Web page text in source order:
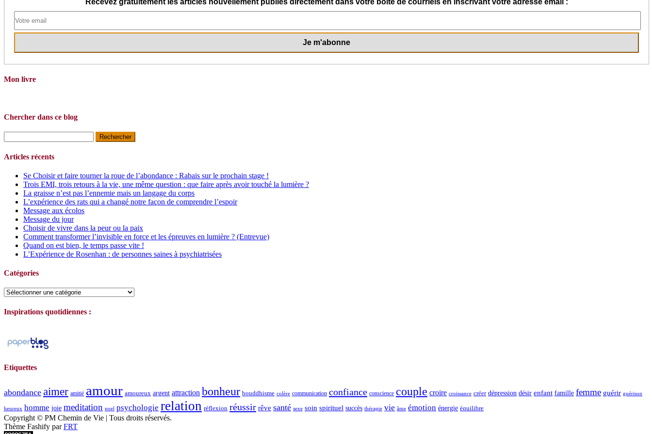
Recevez gratuitement les articles nouvellement publiés directement dans votre boite de courriels en inscrivant votre adresse email :
Mon livre
Chercher dans ce blog
Articles récents
Se Choisir et faire tourner la roue de l’abondance : Rabais sur le prochain stage !
Trois EMI, trois retours à la vie, une même question : que faire après avoir touché la lumière ?
La graisse n’est pas l’ennemie mais un langage du corps
L’expérience des rats qui a changé notre façon de comprendre l’espoir
Message aux écolos
Message du jour
Choisir de vivre dans la peur ou la paix
Comment transformer l’invisible en force et les épreuves en lumière ? (Entrevue)
Quand on est bien, le temps passe vite !
L’Expérience de Rosenhan : de personnes saines à psychiatrisées
Catégories
Catégories
Inspirations quotidiennes :
Etiquettes
abondance aimer amitié amour amoureux argent attraction bonheur bouddhisme colère communication confiance conscience couple croire croissance créer dépression désir enfant famille femme guérir guérison
heureux homme joie meditation noel psychologie relation réflexion réussir rêve santé sexe soin spirituel succès thérapie vie âme émotion énergie équilibre
Copyright © PM Chemin de Vie | Tous droits réservés.
Thème Fashify parFRT